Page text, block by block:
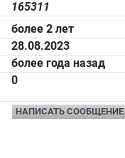
165311
более 2 лет
28.08.2023
более года назад
0
НАПИСАТЬ СООБЩЕНИЕ